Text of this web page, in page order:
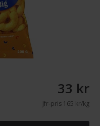
33 kr
Jfr-pris165 kr/kg